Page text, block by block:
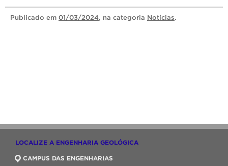
Publicado em 01/03/2024, na categoria Notícias.
LOCALIZE A ENGENHARIA GEOLÓGICA
CAMPUS DAS ENGENHARIAS